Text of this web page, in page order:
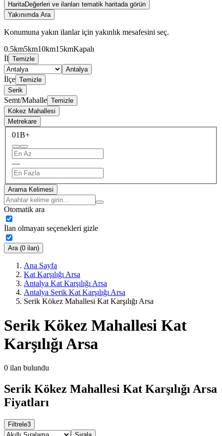
HaritaDeğerleri ve ilanları tematik haritada görün
Yakınımda Ara
Konumuna yakın ilanlar için yakınlık mesafesini seç.
0.5km5km10km15kmKapalı
İl Temizle
Antalya
İlçe Temizle
Serik
Semt/Mahalle Temizle
Kökez Mahallesi
Metrekare
01B+
—
Arama Kelimesi
Otomatik ara
İlan olmayan seçenekleri gizle
Ara (0 ilan)
Ana Sayfa
Kat Karşılığı Arsa
Antalya Kat Karşılığı Arsa
Antalya Serik Kat Karşılığı Arsa
Serik Kökez Mahallesi Kat Karşılığı Arsa
Serik Kökez Mahallesi Kat
Karşılığı Arsa
0 ilan bulundu
Serik Kökez Mahallesi Kat Karşılığı Arsa
Fiyatları
Filtrele3